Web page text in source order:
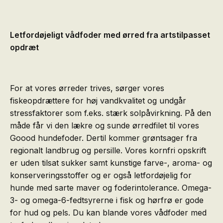
Letfordøjeligt vådfoder med ørred fra artstilpasset
opdræt
For at vores ørreder trives, sørger vores
fiskeopdrættere for høj vandkvalitet og undgår
stressfaktorer som f.eks. stærk solpåvirkning. På den
måde får vi den lækre og sunde ørredfilet til vores
Goood hundefoder. Dertil kommer grøntsager fra
regionalt landbrug og persille. Vores kornfri opskrift
er uden tilsat sukker samt kunstige farve-, aroma- og
konserveringsstoffer og er også letfordøjelig for
hunde med sarte maver og foderintolerance. Omega-
3- og omega-6-fedtsyrerne i fisk og hørfrø er gode
for hud og pels. Du kan blande vores vådfoder med